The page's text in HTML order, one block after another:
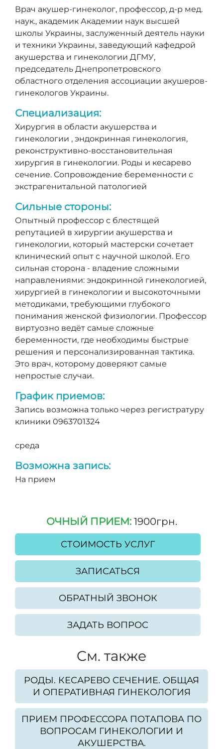
Врач акушер-гинеколог, профессор, д-р мед.
наук., академик Академии наук высшей
школы Украины, заслуженный деятель науки
и техники Украины, заведующий кафедрой
акушерства и гинекологии ДГМУ,
председатель Днепропетровского
областного отделения ассоциации акушеров-
гинекологов Украины.
Специализация:
Хирургия в области акушерства и
гинекологии , эндокринная гинекология,
реконструктивно-восстановительная
хирургия в гинекологии. Роды и кесарево
сечение. Сопровождение беременности с
экстрагенитальной патологией
Сильные стороны:
Опытный профессор с блестящей
репутацией в хирургии акушерства и
гинекологии, который мастерски сочетает
клинический опыт с научной школой. Его
сильная сторона - владение сложными
направлениями: эндокринной гинекологией,
хирургией в гинекологии и высокоточными
методиками, требующими глубокого
понимания женской физиологии. Профессор
виртуозно ведёт самые сложные
беременности, где необходимы быстрые
решения и персонализированная тактика.
Это врач, которому доверяют самые
непростые случаи.
График приемов:
Запись возможна только через регистратуру
клиники 0963701324
среда
Возможна запись:
На прием
ОЧНЫЙ ПРИЕМ: 1900грн.
СТОИМОСТЬ УСЛУГ
ЗАПИСАТЬСЯ
ОБРАТНЫЙ ЗВОНОК
ЗАДАТЬ ВОПРОС
Cм. также
РОДЫ. КЕСАРЕВО СЕЧЕНИЕ. ОБЩАЯ
И ОПЕРАТИВНАЯ ГИНЕКОЛОГИЯ
ПРИЕМ ПРОФЕССОРА ПОТАПОВА ПО
ВОПРОСАМ ГИНЕКОЛОГИИ И
АКУШЕРСТВА.